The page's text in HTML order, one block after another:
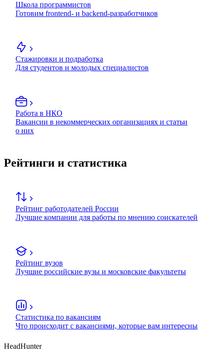
Школа программистов
Готовим frontend- и backend-разработчиков
Стажировки и подработка
Для студентов и молодых специалистов
Работа в НКО
Вакансии в некоммерческих организациях и статьи
о них
Рейтинги и статистика
Рейтинг работодателей России
Лучшие компании для работы по мнению соискателей
Рейтинг вузов
Лучшие российские вузы и московские факультеты
Статистика по вакансиям
Что происходит с вакансиями, которые вам интересны
HeadHunter